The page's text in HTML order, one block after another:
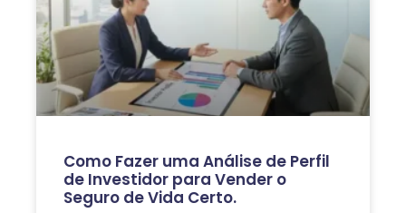
Como Fazer uma Análise de Perfil
de Investidor para Vender o
Seguro de Vida Certo.